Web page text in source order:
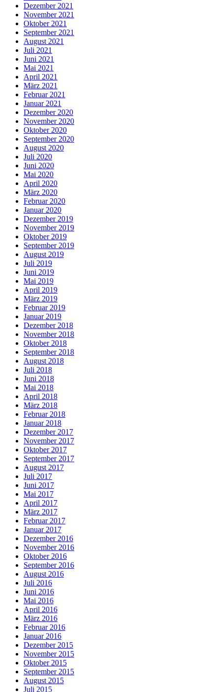
Dezember 2021
November 2021
Oktober 2021
September 2021
August 2021
Juli 2021
Juni 2021
Mai 2021
April 2021
März 2021
Februar 2021
Januar 2021
Dezember 2020
November 2020
Oktober 2020
September 2020
August 2020
Juli 2020
Juni 2020
Mai 2020
April 2020
März 2020
Februar 2020
Januar 2020
Dezember 2019
November 2019
Oktober 2019
September 2019
August 2019
Juli 2019
Juni 2019
Mai 2019
April 2019
März 2019
Februar 2019
Januar 2019
Dezember 2018
November 2018
Oktober 2018
September 2018
August 2018
Juli 2018
Juni 2018
Mai 2018
April 2018
März 2018
Februar 2018
Januar 2018
Dezember 2017
November 2017
Oktober 2017
September 2017
August 2017
Juli 2017
Juni 2017
Mai 2017
April 2017
März 2017
Februar 2017
Januar 2017
Dezember 2016
November 2016
Oktober 2016
September 2016
August 2016
Juli 2016
Juni 2016
Mai 2016
April 2016
März 2016
Februar 2016
Januar 2016
Dezember 2015
November 2015
Oktober 2015
September 2015
August 2015
Juli 2015